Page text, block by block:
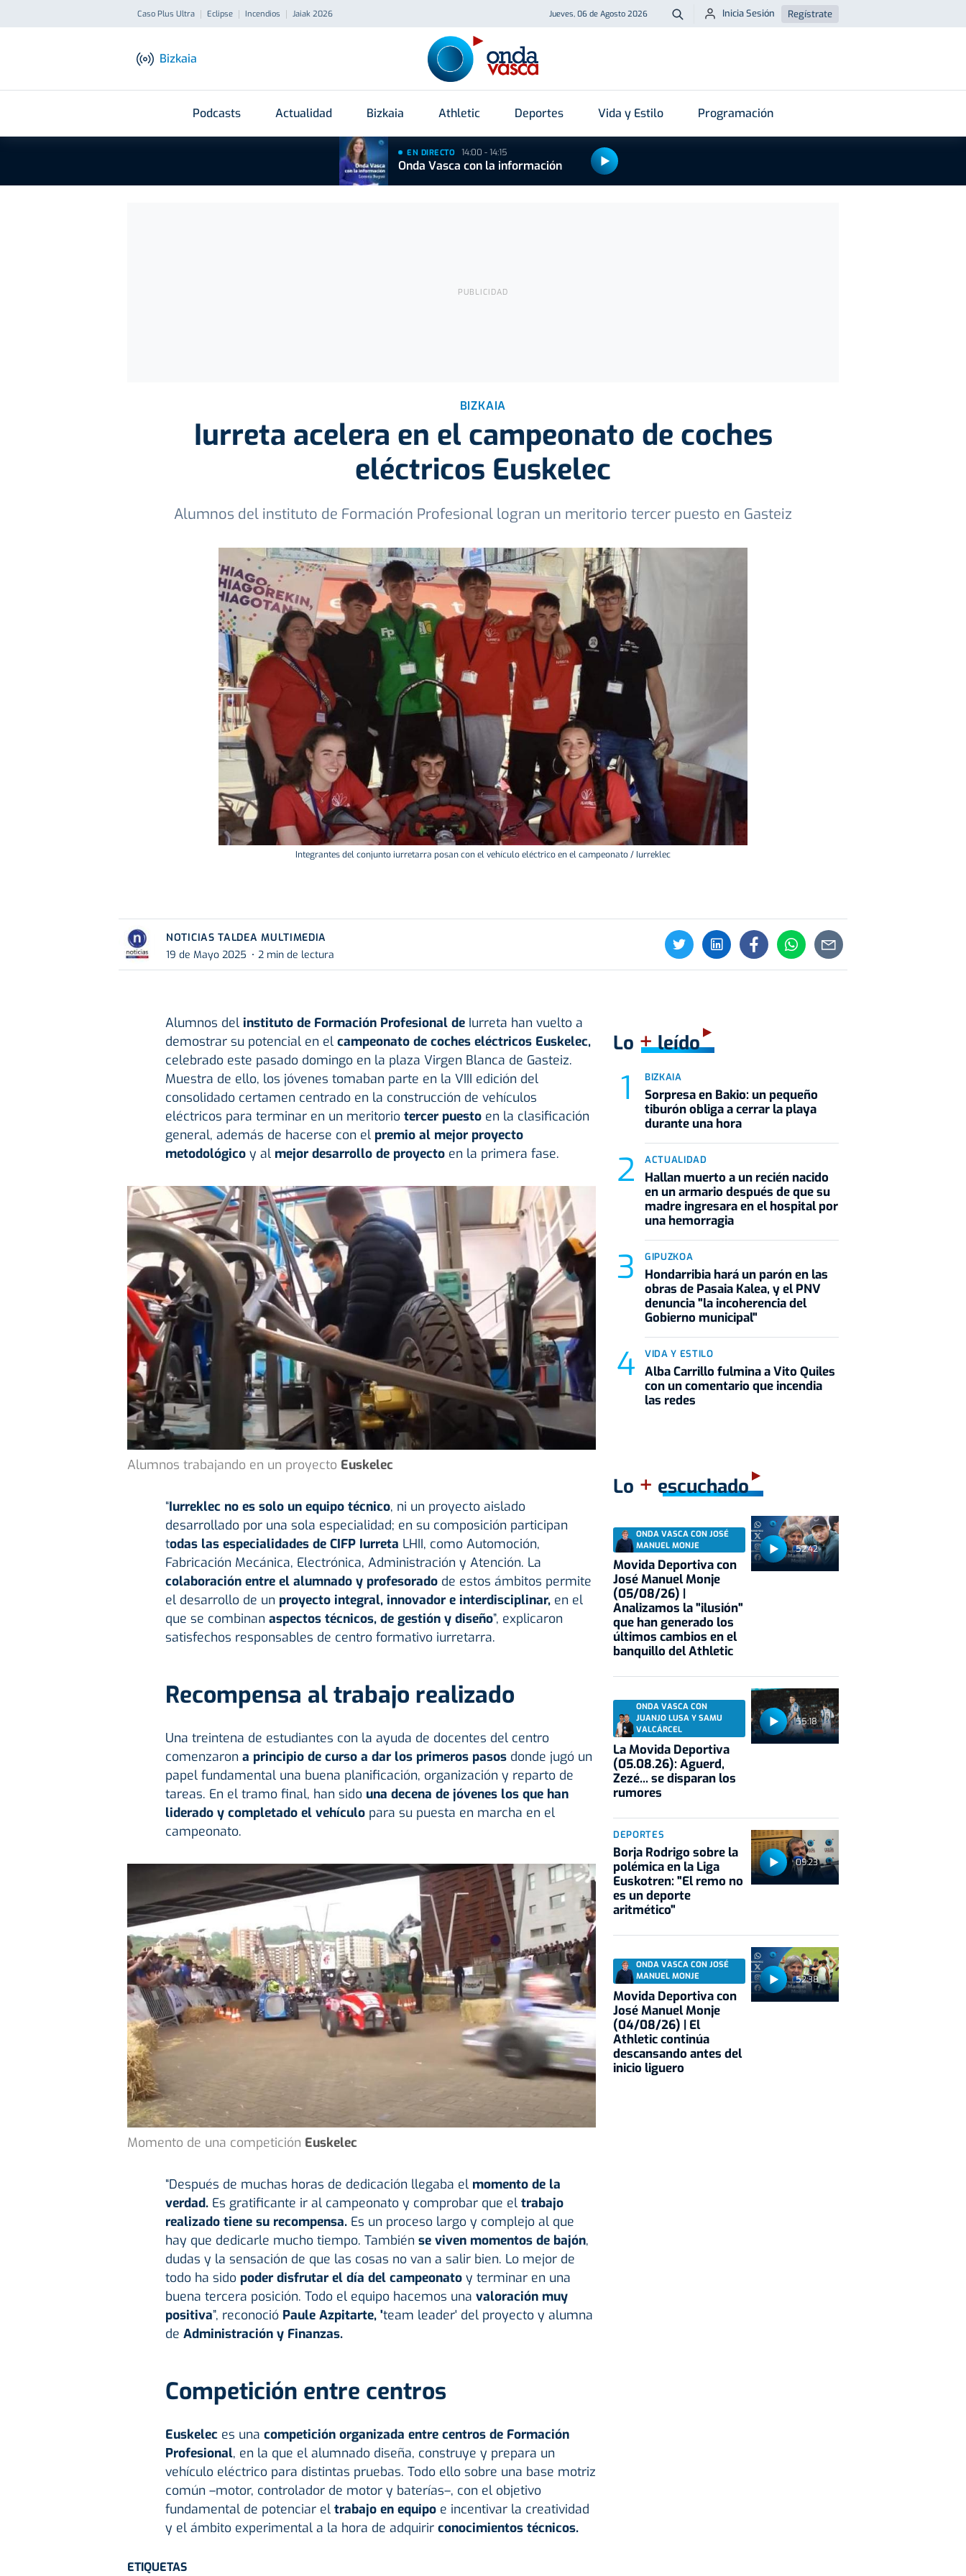
Caso Plus Ultra Eclipse Incendios Jaiak 2026 Jueves, 06 de Agosto 2026 Buscar
Inicia Sesión Regístrate
Bizkaia
Podcasts Actualidad Bizkaia Athletic Deportes Vida y Estilo Programación
EN DIRECTO 14:00 - 14:15
Onda Vasca con la información
BIZKAIA
Iurreta acelera en el campeonato de coches
eléctricos Euskelec
Alumnos del instituto de Formación Profesional logran un meritorio tercer puesto en Gasteiz
Integrantes del conjunto iurretarra posan con el vehículo eléctrico en el campeonato / Iurreklec
NOTICIAS TALDEA MULTIMEDIA
19 de Mayo 2025
2 min de lectura
Alumnos del instituto de Formación Profesional deIurreta han vuelto a
demostrar su potencial en el campeonato de coches eléctricos Euskelec,
celebrado este pasado domingo en la plaza Virgen Blanca de Gasteiz.
Muestra de ello, los jóvenes tomaban parte en la VIII edición del
consolidado certamen centrado en la construcción de vehículos
eléctricos para terminar en un meritorio tercer puesto en la clasificación
general, además de hacerse con elpremio al mejor proyecto
metodológico y al mejor desarrollo de proyecto en la primera fase.
Alumnos trabajando en un proyecto Euskelec
“Iurreklec no es solo un equipo técnico, ni un proyecto aislado
desarrollado por una sola especialidad; en su composición participan
todas las especialidades de CIFP Iurreta LHII, como Automoción,
Fabricación Mecánica, Electrónica, Administración y Atención. La
colaboración entre el alumnado y profesorado de estos ámbitos permite
el desarrollo de un proyecto integral, innovador e interdisciplinar,en el
que se combinan aspectos técnicos, de gestión y diseño”, explicaron
satisfechos responsables de centro formativo iurretarra.
Recompensa al trabajo realizado
Una treintena de estudiantes con la ayuda de docentes del centro
comenzaron a principio de curso a dar los primeros pasosdonde jugó un
papel fundamental una buena planificación, organización y reparto de
tareas. En el tramo final, han sido una decena de jóvenes los que han
liderado y completado el vehículo para su puesta en marcha en el
campeonato.
Momento de una competición Euskelec
“Después de muchas horas de dedicación llegaba el momento de la
verdad.Es gratificante ir al campeonato y comprobar que eltrabajo
realizado tiene su recompensa.Es un proceso largo y complejo al que
hay que dedicarle mucho tiempo. También se viven momentos de bajón,
dudas y la sensación de que las cosas no van a salir bien. Lo mejor de
todo ha sido poder disfrutar el día del campeonatoy terminar en una
buena tercera posición. Todo el equipo hacemos una valoración muy
positiva”, reconoció Paule Azpitarte, 'team leader' del proyecto y alumna
de Administración y Finanzas.
Competición entre centros
Euskelec es una competición organizada entre centros de Formación
Profesional, en la que el alumnado diseña, construye y prepara un
vehículo eléctrico para distintas pruebas. Todo ello sobre una base motriz
común –motor, controlador de motor y baterías–, con el objetivo
fundamental de potenciar el trabajo en equipoe incentivar la creatividad
y el ámbito experimental a la hora de adquirir conocimientos técnicos.
ETIQUETAS
Lo +leído
BIZKAIA
Sorpresa en Bakio: un pequeño
tiburón obliga a cerrar la playa
durante una hora
ACTUALIDAD
Hallan muerto a un recién nacido
en un armario después de que su
madre ingresara en el hospital por
una hemorragia
GIPUZKOA
Hondarribia hará un parón en las
obras de Pasaia Kalea, y el PNV
denuncia "la incoherencia del
Gobierno municipal"
VIDA Y ESTILO
Alba Carrillo fulmina a Vito Quiles
con un comentario que incendia
las redes
Lo + escuchado
52:42
ONDA VASCA CON JOSÉ
MANUEL MONJE
Movida Deportiva con
José Manuel Monje
(05/08/26) |
Analizamos la "ilusión"
que han generado los
últimos cambios en el
banquillo del Athletic
55:18
ONDA VASCA CON
JUANJO LUSA Y SAMU
VALCÁRCEL
La Movida Deportiva
(05.08.26): Aguerd,
Zezé... se disparan los
rumores
09:23
DEPORTES
Borja Rodrigo sobre la
polémica en la Liga
Euskotren: "El remo no
es un deporte
aritmético"
52:38
ONDA VASCA CON JOSÉ
MANUEL MONJE
Movida Deportiva con
José Manuel Monje
(04/08/26) | El
Athletic continúa
descansando antes del
inicio liguero